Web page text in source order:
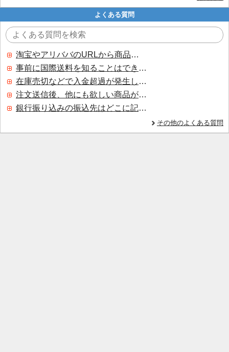
よくある質問
淘宝やアリババのURLから商品を探すことはできますか？
事前に国際送料を知ることはできますか？
在庫売切などで入金超過が発生した場合はいつ返金されますか？
注文送信後、他にも欲しい商品が見つかった場合、追加注文できますか？
銀行振り込みの振込先はどこに記載されていますか？
その他のよくある質問